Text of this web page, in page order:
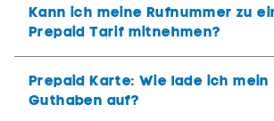
Kann ich meine Rufnummer zu
Prepaid Tarif mitnehmen?
Prepaid Karte: Wie lade ich mein
Guthaben auf?